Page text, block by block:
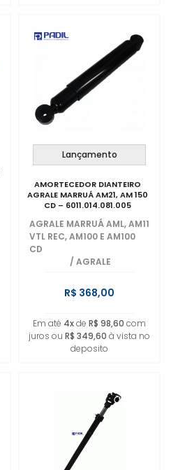
Lançamento
AMORTECEDOR DIANTEIRO
AGRALE MARRUÁ AM21, AM 150
CD – 6011.014.081.005
AGRALE MARRUÁ AML, AM11
VTL REC, AM100 E AM100
CD
/ AGRALE
R$ 368,00
Em até 4xde R$ 98,60 com
juros ou R$ 349,60 à vista no
deposito